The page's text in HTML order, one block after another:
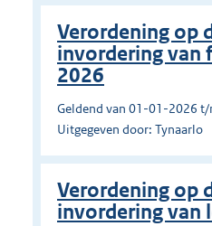
Verordening op
invordering van
2026
Geldend van 01-01-2026 t/
Uitgegeven door: Tynaarlo
Verordening op
invordering van